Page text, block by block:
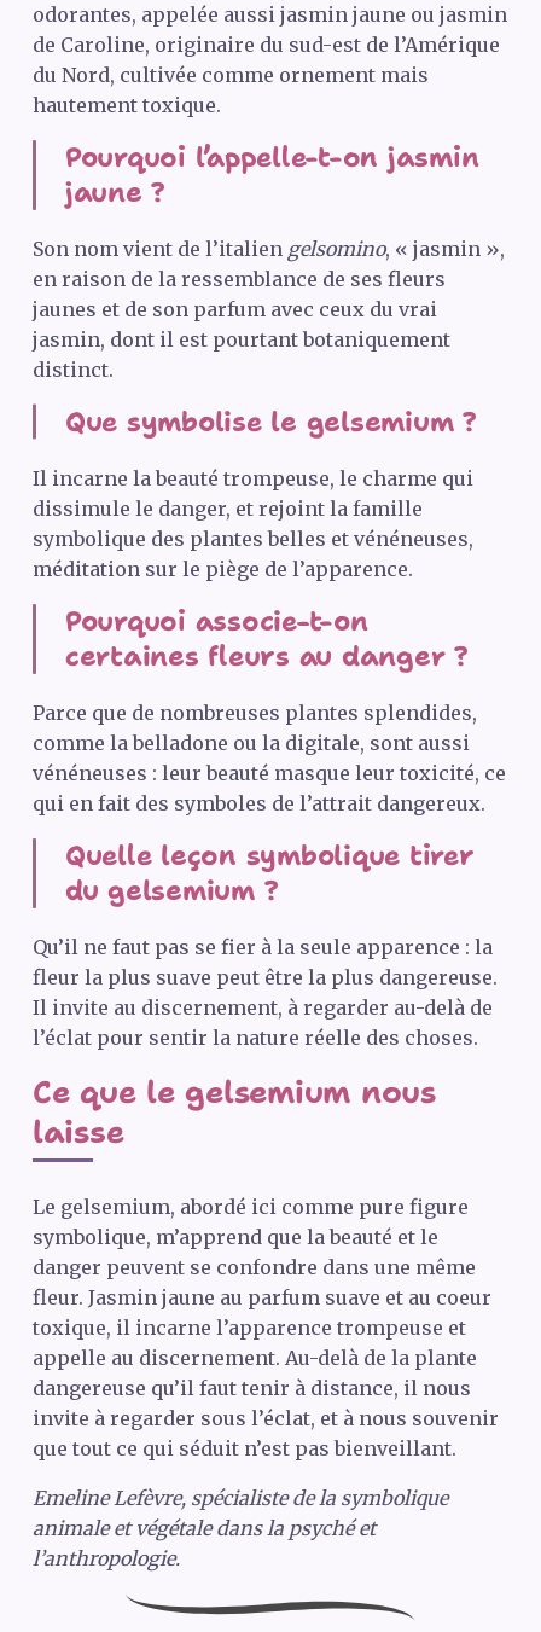
odorantes, appelée aussi jasmin jaune ou jasmin
de Caroline, originaire du sud-est de l’Amérique
du Nord, cultivée comme ornement mais
hautement toxique.
Pourquoi l’appelle-t-on jasmin
jaune ?
Son nom vient de l’italien gelsomino, « jasmin »,
en raison de la ressemblance de ses fleurs
jaunes et de son parfum avec ceux du vrai
jasmin, dont il est pourtant botaniquement
distinct.
Que symbolise le gelsemium ?
Il incarne la beauté trompeuse, le charme qui
dissimule le danger, et rejoint la famille
symbolique des plantes belles et vénéneuses,
méditation sur le piège de l’apparence.
Pourquoi associe-t-on
certaines fleurs au danger ?
Parce que de nombreuses plantes splendides,
comme la belladone ou la digitale, sont aussi
vénéneuses : leur beauté masque leur toxicité, ce
qui en fait des symboles de l’attrait dangereux.
Quelle leçon symbolique tirer
du gelsemium ?
Qu’il ne faut pas se fier à la seule apparence : la
fleur la plus suave peut être la plus dangereuse.
Il invite au discernement, à regarder au-delà de
l’éclat pour sentir la nature réelle des choses.
Ce que le gelsemium nous
laisse
Le gelsemium, abordé ici comme pure figure
symbolique, m’apprend que la beauté et le
danger peuvent se confondre dans une même
fleur. Jasmin jaune au parfum suave et au coeur
toxique, il incarne l’apparence trompeuse et
appelle au discernement. Au-delà de la plante
dangereuse qu’il faut tenir à distance, il nous
invite à regarder sous l’éclat, et à nous souvenir
que tout ce qui séduit n’est pas bienveillant.
Emeline Lefèvre, spécialiste de la symbolique
animale et végétale dans la psyché et
l’anthropologie.